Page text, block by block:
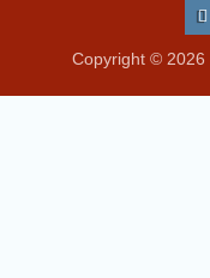
Copyright © 2026